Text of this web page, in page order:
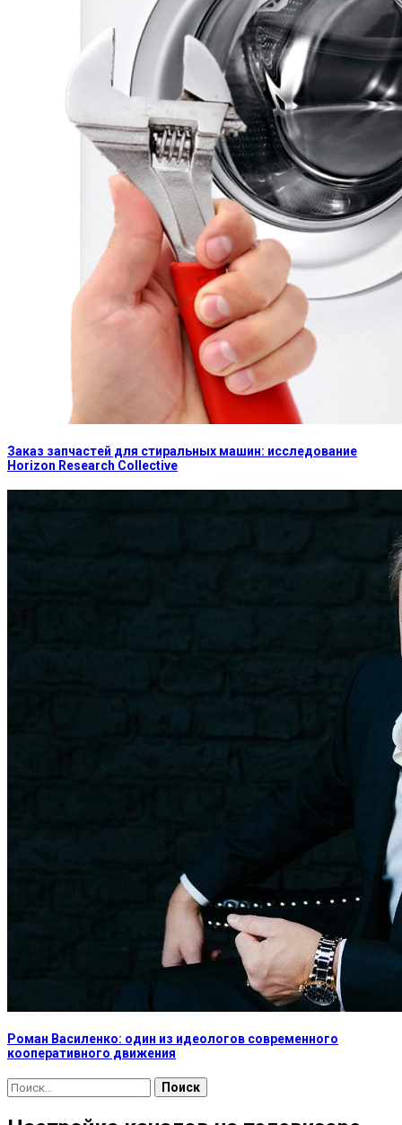
Заказ запчастей для стиральных машин: исследование
Horizon Research Collective
Роман Василенко: один из идеологов современного
кооперативного движения
Найти: